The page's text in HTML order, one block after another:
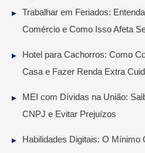
Trabalhar em Feriados:
Comércio e Como Isso Afeta
Hotel para Cachorros: Como
Casa e Fazer Renda Extra
MEI com Dívidas na União:
CNPJ e Evitar Prejuízos
Habilidades Digitais: O Mínimo